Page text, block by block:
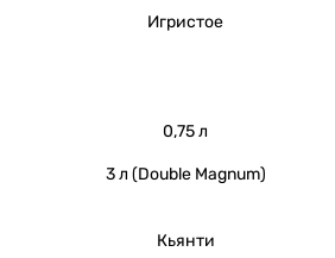
Игристое
0,75 л
3 л (Double Magnum)
Кьянти